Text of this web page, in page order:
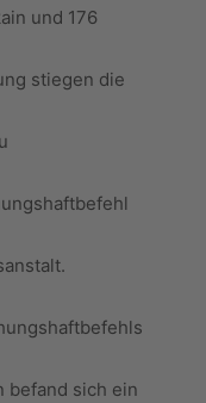
und 176
stiegen die
befand sich ein